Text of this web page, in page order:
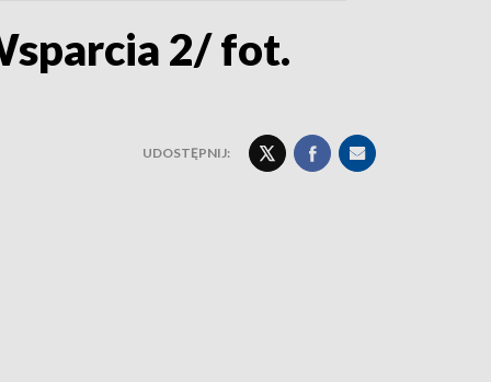
2/ fot.
UDOSTĘPNIJ: